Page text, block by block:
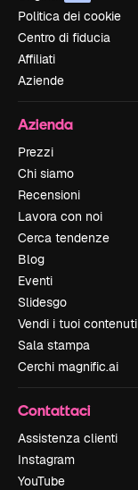
Politica dei cookie
Centro di fiducia
Affiliati
Aziende
Azienda
Prezzi
Chi siamo
Recensioni
Lavora con noi
Cerca tendenze
Blog
Eventi
Slidesgo
Vendi i tuoi contenuti
Sala stampa
Cerchi magnific.ai
Contattaci
Assistenza clienti
Instagram
YouTube